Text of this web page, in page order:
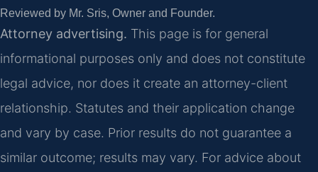
Reviewed by Mr. Sris, Owner and Founder.
Attorney advertising. This page is for general
informational purposes only and does not constitute
legal advice, nor does it create an attorney-client
relationship. Statutes and their application change
and vary by case. Prior results do not guarantee a
similar outcome; results may vary. For advice about